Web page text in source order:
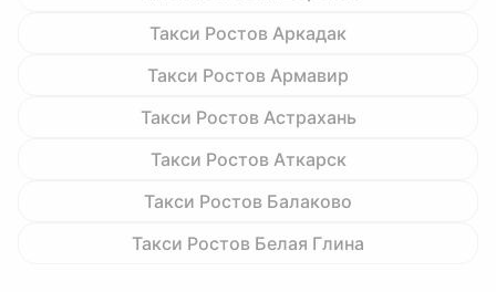
Такси Ростов Аркадак
Такси Ростов Армавир
Такси Ростов Астрахань
Такси Ростов Аткарск
Такси Ростов Балаково
Такси Ростов Белая Глина